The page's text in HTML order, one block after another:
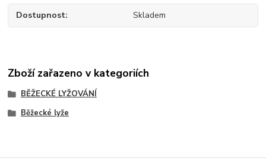
Dostupnost Skladem
Zboží zařazeno v kategoriích
BĚŽECKÉ LYŽOVÁNÍ
Běžecké lyže